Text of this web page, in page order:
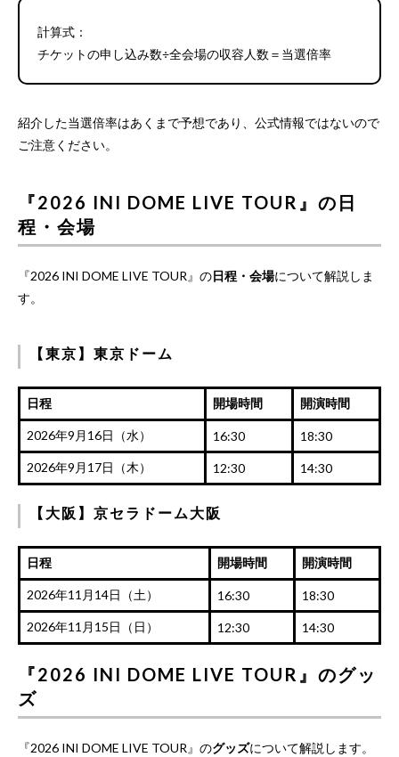
計算式：
チケットの申し込み数÷全会場の収容人数＝当選倍率
紹介した当選倍率はあくまで予想であり、公式情報ではないので
ご注意ください。
『2026 INI DOME LIVE TOUR』の日
程・会場
『2026 INI DOME LIVE TOUR』の日程・会場について解説しま
す。
【東京】東京ドーム
日程 開場時間 開演時間
2026年9月16日（水） 16:30 18:30
2026年9月17日（木） 12:30 14:30
【大阪】京セラドーム大阪
日程 開場時間 開演時間
2026年11月14日（土） 16:30 18:30
2026年11月15日（日） 12:30 14:30
『2026 INI DOME LIVE TOUR』のグッ
ズ
『2026 INI DOME LIVE TOUR』のグッズについて解説します。